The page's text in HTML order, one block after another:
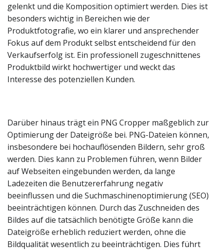
gelenkt und die Komposition optimiert werden. Dies ist
besonders wichtig in Bereichen wie der
Produktfotografie, wo ein klarer und ansprechender
Fokus auf dem Produkt selbst entscheidend für den
Verkaufserfolg ist. Ein professionell zugeschnittenes
Produktbild wirkt hochwertiger und weckt das
Interesse des potenziellen Kunden.
Darüber hinaus trägt ein PNG Cropper maßgeblich zur
Optimierung der Dateigröße bei. PNG-Dateien können,
insbesondere bei hochauflösenden Bildern, sehr groß
werden. Dies kann zu Problemen führen, wenn Bilder
auf Webseiten eingebunden werden, da lange
Ladezeiten die Benutzererfahrung negativ
beeinflussen und die Suchmaschinenoptimierung (SEO)
beeinträchtigen können. Durch das Zuschneiden des
Bildes auf die tatsächlich benötigte Größe kann die
Dateigröße erheblich reduziert werden, ohne die
Bildqualität wesentlich zu beeinträchtigen. Dies führt